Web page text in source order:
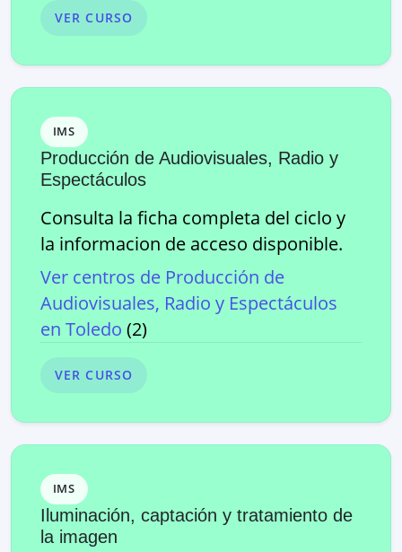
VER CURSO
IMS
Producción de Audiovisuales, Radio y
Espectáculos
Consulta la ficha completa del ciclo y
la informacion de acceso disponible.
Ver centros de Producción de
Audiovisuales, Radio y Espectáculos
en Toledo (2)
VER CURSO
IMS
Iluminación, captación y tratamiento de
la imagen